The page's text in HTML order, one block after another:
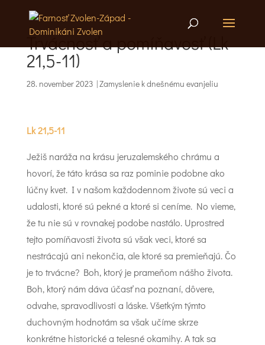
Trvácnosť a pomíňavosť (Lk
21,5-11)
28. november 2023|Zamyslenie k dnešnému evanjeliu
Lk 21,5-11
Ježiš naráža na krásu jeruzalemského chrámu a
hovorí, že táto krása sa raz pominie podobne ako
lúčny kvet. I v našom každodennom živote sú veci a
udalosti, ktoré sú pekné a ktoré si ceníme. No vieme,
že tu nie sú v rovnakej podobe nastálo. Uprostred
tejto pomíňavosti života sú však veci, ktoré sa
nestrácajú ani nekončia, ale ktoré sa premieňajú. Čo
je to trvácne? Boh, ktorý je prameňom nášho života.
Boh, ktorý nám dáva účasť na poznaní, dôvere,
odvahe, spravodlivosti a láske. Všetkým týmto
duchovným hodnotám sa však učíme skrze
konkrétne historické a telesné okamihy. A tak sa